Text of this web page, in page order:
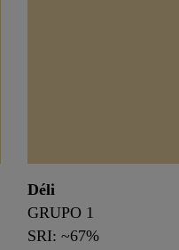
Déli
GRUPO 1
SRI: ~67%